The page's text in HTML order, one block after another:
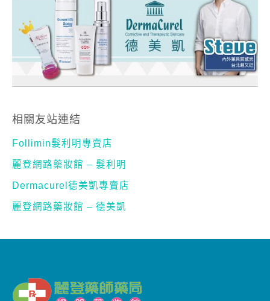
相關友站連結
Follimin髮利明專賣店
麗登網路藥妝館 – 髮利明
Dermacurel德美凱專賣店
麗登網路藥妝館 – 德美凱